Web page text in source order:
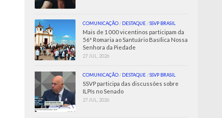
COMUNICAÇÃO / DESTAQUE /SSVP BRASIL
Mais de 1000 vicentinos participam da
56ª Romaria ao Santuário Basílica Nossa
Senhora da Piedade
27 JUL, 2026
COMUNICAÇÃO / DESTAQUE /SSVP BRASIL
SSVP participa das discussões sobre
ILPIs no Senado
27 JUL, 2026